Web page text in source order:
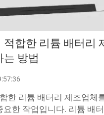
적합한 리튬 배터리
는 방법
한 리튬 배터리 제조업체
요한 작업입니다. 리튬 배